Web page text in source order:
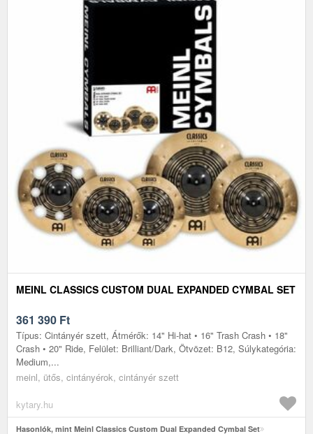
MEINL CLASSICS CUSTOM DUAL EXPANDED CYMBAL SET
361 390 Ft
Típus: Cintányér szett, Átmérők: 14" Hi-hat • 16" Trash Crash • 18"
Crash • 20" Ride, Felület: Brilliant/Dark, Ötvözet: B12, Súlykategória:
Medium,...
meinl, ütős, cintányérok, cintányér szett
kytary.hu
Hasonlók, mint Meinl Classics Custom Dual Expanded Cymbal Set